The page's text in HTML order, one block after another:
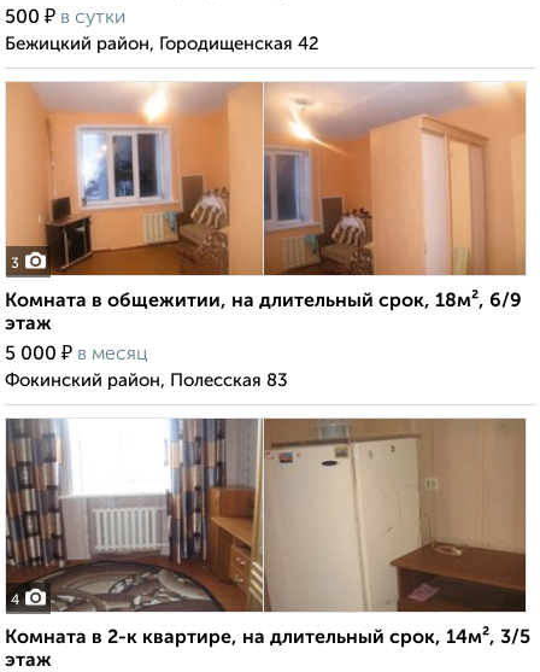
500 ₽ в сутки
Бежицкий район, Городищенская 42
3
Комната в общежитии, на длительный срок, 18м², 6/9
этаж
5 000 ₽ в месяц
Фокинский район, Полесская 83
4
Комната в 2-к квартире, на длительный срок, 14м², 3/5
этаж